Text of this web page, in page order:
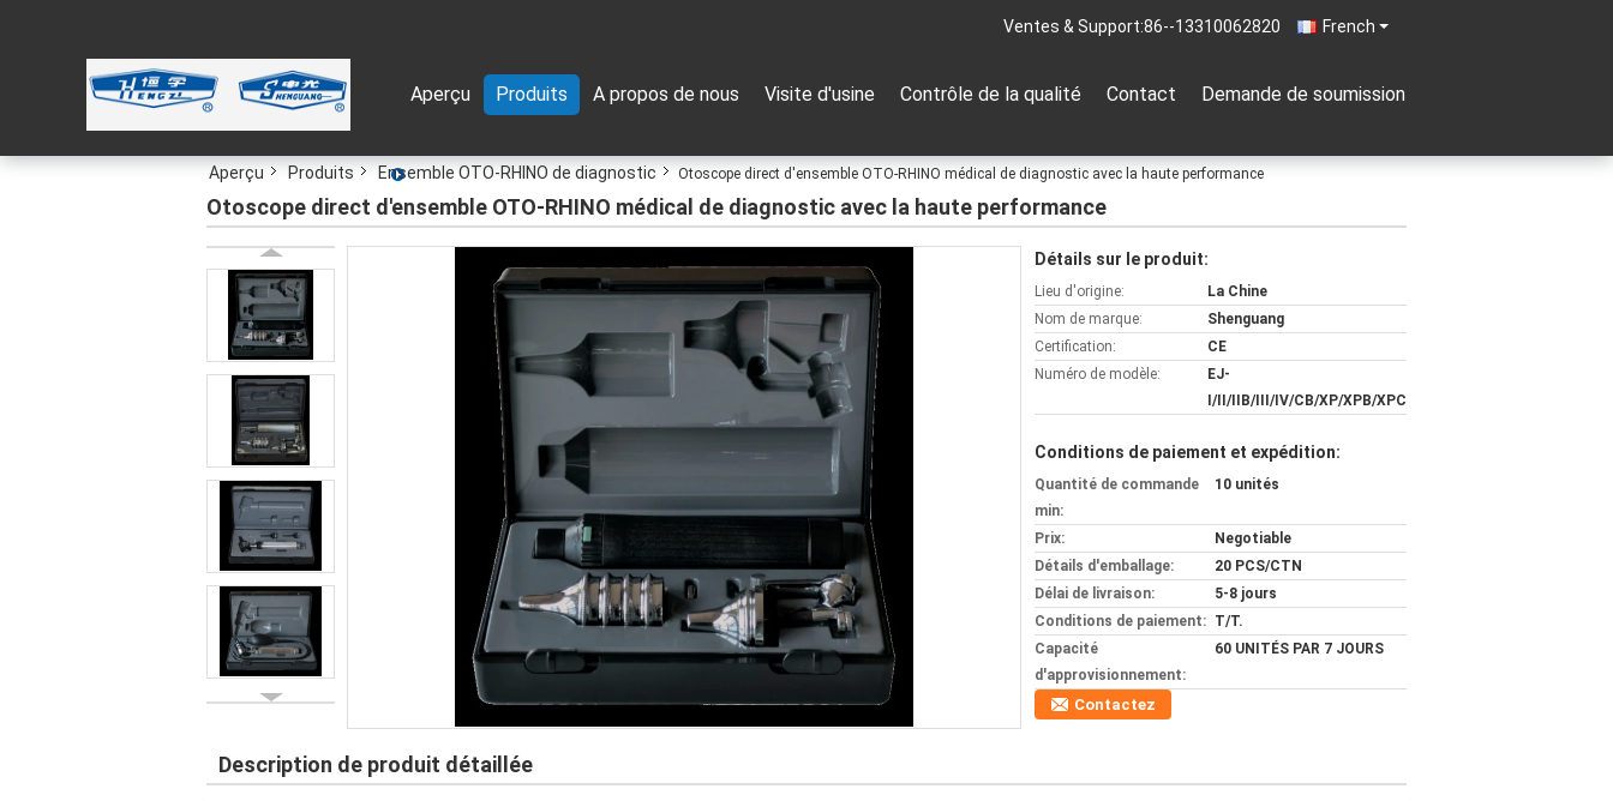
French
Ventes & Support:86--13310062820
Aperçu Produits A propos de nous Visite d'usine Contrôle de la qualité Contact Demande de soumission
Aperçu Produits Ensemble OTO-RHINO de diagnostic Otoscope direct d'ensemble OTO-RHINO médical de diagnostic avec la haute performance
Otoscope direct d'ensemble OTO-RHINO médical de diagnostic avec la haute performance
Détails sur le produit:
Lieu d'origine:
La Chine
Nom de marque:
Shenguang
Certification:
CE
Numéro de modèle:
EJ-
I/II/IIB/III/IV/CB/XP/XPB/XPC
Conditions de paiement et expédition:
Quantité de commande
min:
10 unités
Prix:
Negotiable
Détails d'emballage:
20 PCS/CTN
Délai de livraison:
5-8 jours
Conditions de paiement: T/T.
Capacité
d'approvisionnement:
60 UNITÉS PAR 7 JOURS
Contactez
Description de produit détaillée